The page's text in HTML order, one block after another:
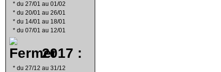
* du 27/01 au 01/02
* du 20/01 au 26/01
* du 14/01 au 18/01
* du 07/01 au 12/01
2017 :
* du 27/12 au 31/12